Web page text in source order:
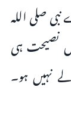
صلى الله
نصیحت ہی
نہیں ہو۔